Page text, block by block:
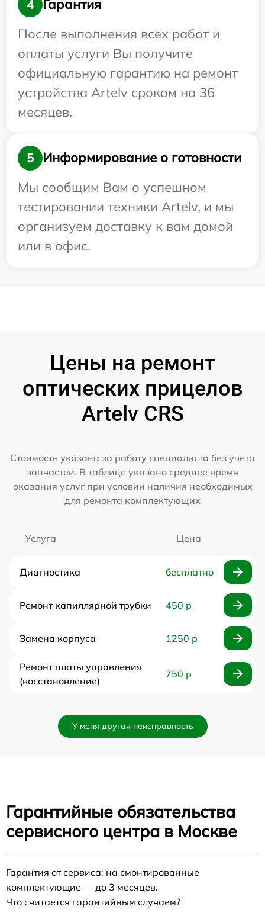
4
Гарантия
После выполнения всех работ и
оплаты услуги Вы получите
официальную гарантию на ремонт
устройства Artelv сроком на 36
месяцев.
5
Информирование о готовности
Мы сообщим Вам о успешном
тестировании техники Artelv, и мы
организуем доставку к вам домой
или в офис.
Цены на ремонт
оптических прицелов
Artelv CRS
Стоимость указана за работу специалиста без учета
запчастей. В таблице указано среднее время
оказания услуг при условии наличия необходимых
для ремонта комплектующих
Услуга Цена
Диагностика бесплатно
Ремонт капиллярной трубки 450 р
Замена корпуса 1250 р
Ремонт платы управления
(восстановление)
750 р
У меня другая неисправность
Гарантийные обязательства
сервисного центра в Москве
Гарантия от сервиса: на смонтированные
комплектующие — до 3 месяцев.
Что считается гарантийным случаем?